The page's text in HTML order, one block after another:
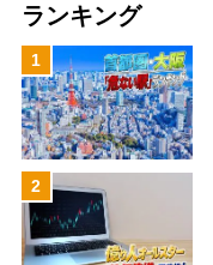
ランキング
1
2